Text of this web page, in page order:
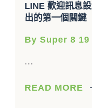
LINE 歡迎訊息
出的第一個關鍵
By Super 8 19
...
READ MORE